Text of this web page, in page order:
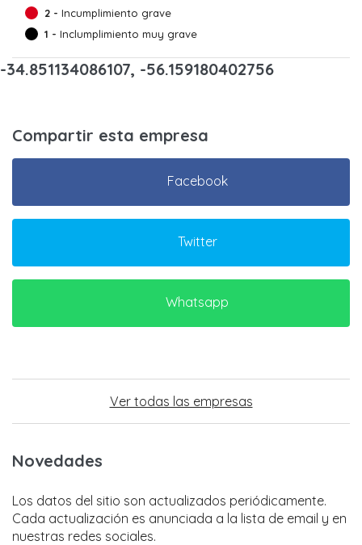
2 - Incumplimiento grave
1 - Inclumplimiento muy grave
-34.851134086107, -56.159180402756
Compartir esta empresa
Facebook
Twitter
Whatsapp
Ver todas las empresas
Novedades
Los datos del sitio son actualizados periódicamente.
Cada actualización es anunciada a la lista de email y en
nuestras redes sociales.